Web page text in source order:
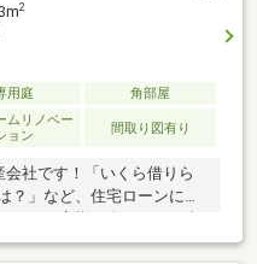
2
用庭 角部屋
ムリノベー
ョン
間取り図有り
社です！「いくら借りら
？」など、住宅ローンに関
します。■地域密着だから